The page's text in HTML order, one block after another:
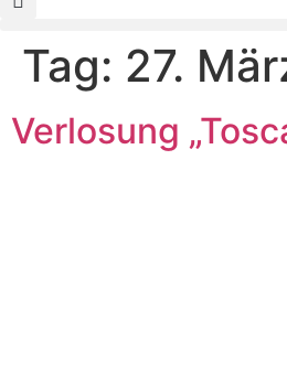
Tag: 27.
Verlosung